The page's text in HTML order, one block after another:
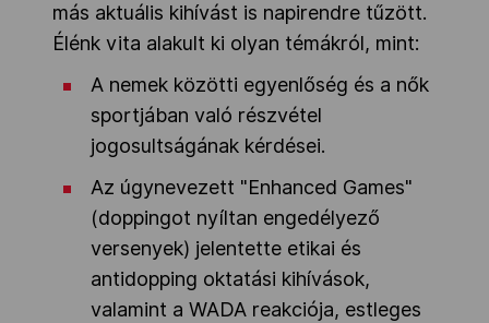
más aktuális kihívást is napirendre tűzött.
Élénk vita alakult ki olyan témákról, mint:
A nemek közötti egyenlőség és a nők
sportjában való részvétel
jogosultságának kérdései.
Az úgynevezett "Enhanced Games"
(doppingot nyíltan engedélyező
versenyek) jelentette etikai és
antidopping oktatási kihívások,
valamint a WADA reakciója, estleges